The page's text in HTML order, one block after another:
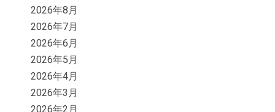
2026年8月
2026年7月
2026年6月
2026年5月
2026年4月
2026年3月
2026年2月